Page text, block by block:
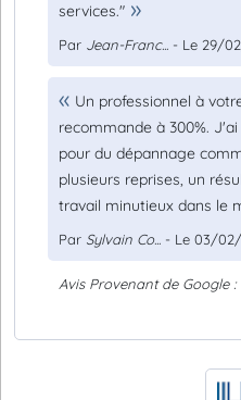
services."
Par Jean-Franc... - Le 29/
Un professionnel à
recommande à 300%.
pour du dépannage
plusieurs reprises, un
travail minutieux dans le
Par Sylvain Co... - Le 03/02/
Avis Provenant de Google :